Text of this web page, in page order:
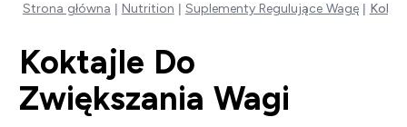
Strona główna Nutrition Suplementy Regulujące Wagę
Koktajle Do
Zwiększania Wagi